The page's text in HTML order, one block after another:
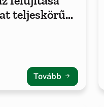
teljeskörű
Tovább